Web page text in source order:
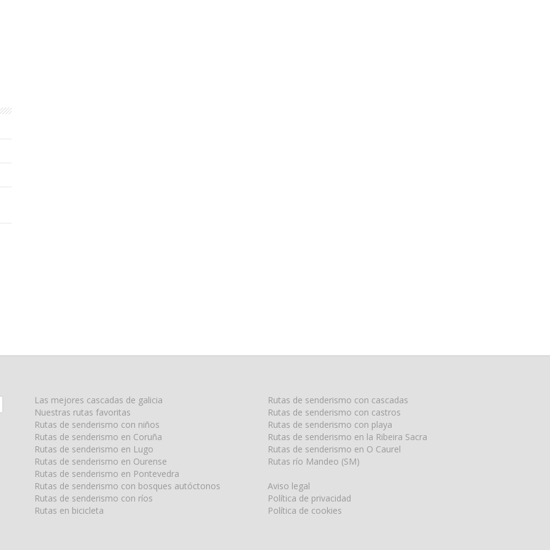
Las mejores cascadas de galicia
Nuestras rutas favoritas
Rutas de senderismo con niños
Rutas de senderismo en Coruña
Rutas de senderismo en Lugo
Rutas de senderismo en Ourense
Rutas de senderismo en Pontevedra
Rutas de senderismo con bosques autóctonos
Rutas de senderismo con ríos
Rutas en bicicleta
Rutas de senderismo con cascadas
Rutas de senderismo con castros
Rutas de senderismo con playa
Rutas de senderismo en la Ribeira Sacra
Rutas de senderismo en O Caurel
Rutas río Mandeo (SM)
Aviso legal
Política de privacidad
Política de cookies